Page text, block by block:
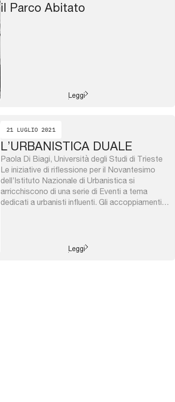
il Parco Abitato
Leggi
21 LUGLIO 2021
L’URBANISTICA DUALE
Paola Di Biagi, Università degli Studi di Trieste
Le iniziative di riflessione per il Novantesimo
dell’Istituto Nazionale di Urbanistica si
arricchiscono di una serie di Eventi a tema
dedicati a urbanisti influenti. Gli accoppiamenti
riferimento al particolare rapporto stabilito con
Leggi